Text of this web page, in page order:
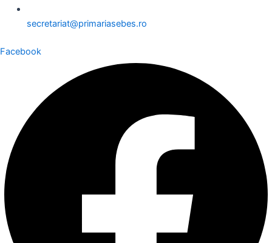
secretariat@primariasebes.ro
Facebook